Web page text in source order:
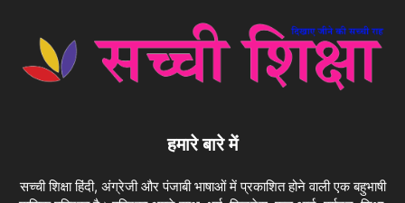
हमारे बारे में
सच्ची शिक्षा हिंदी, अंग्रेजी और पंजाबी भाषाओं में प्रकाशित होने वाली एक बहुभाषी